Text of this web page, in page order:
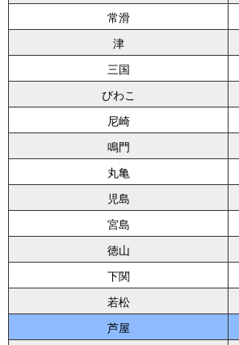
常滑
津
三国
びわこ
尼崎
鳴門
丸亀
児島
宮島
徳山
下関
若松
芦屋